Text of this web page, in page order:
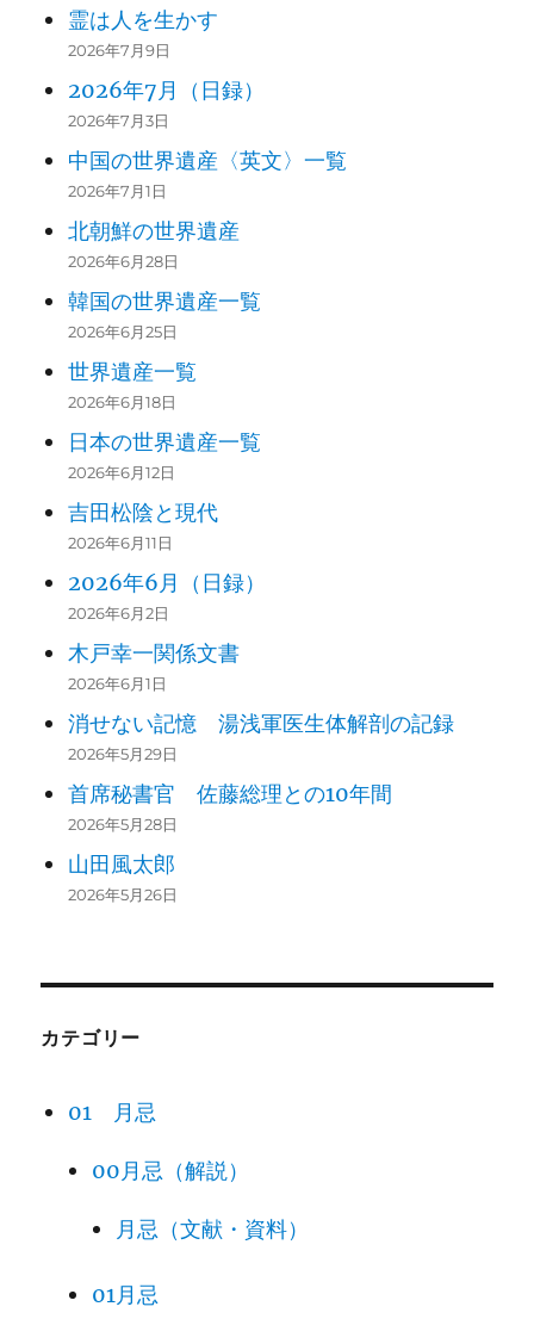
霊は人を生かす
2026年7月9日
2026年7月（日録）
2026年7月3日
中国の世界遺産〈英文〉一覧
2026年7月1日
北朝鮮の世界遺産
2026年6月28日
韓国の世界遺産一覧
2026年6月25日
世界遺産一覧
2026年6月18日
日本の世界遺産一覧
2026年6月12日
吉田松陰と現代
2026年6月11日
2026年6月（日録）
2026年6月2日
木戸幸一関係文書
2026年6月1日
消せない記憶 湯浅軍医生体解剖の記録
2026年5月29日
首席秘書官 佐藤総理との10年間
2026年5月28日
山田風太郎
2026年5月26日
カテゴリー
01 月忌
00月忌（解説）
月忌（文献・資料）
01月忌